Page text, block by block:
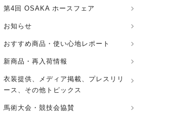
第4回 OSAKA ホースフェア
お知らせ
おすすめ商品・使い心地レポート
新商品・再入荷情報
衣装提供、メディア掲載、プレスリリ
ース、その他トピックス
馬術大会・競技会協賛